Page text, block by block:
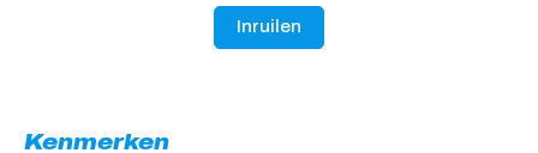
Inruilen
Kenmerken